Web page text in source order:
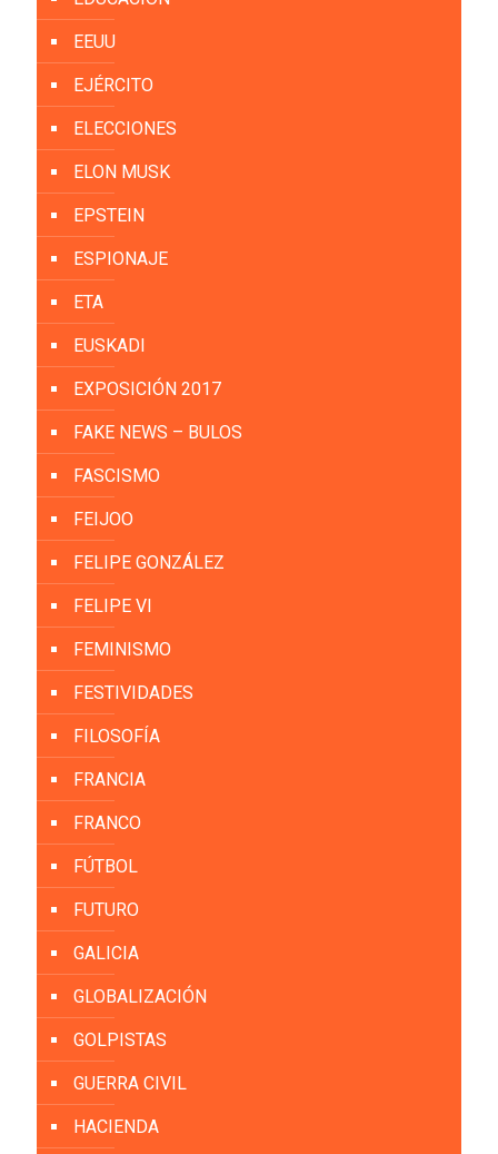
EEUU
EJÉRCITO
ELECCIONES
ELON MUSK
EPSTEIN
ESPIONAJE
ETA
EUSKADI
EXPOSICIÓN 2017
FAKE NEWS – BULOS
FASCISMO
FEIJOO
FELIPE GONZÁLEZ
FELIPE VI
FEMINISMO
FESTIVIDADES
FILOSOFÍA
FRANCIA
FRANCO
FÚTBOL
FUTURO
GALICIA
GLOBALIZACIÓN
GOLPISTAS
GUERRA CIVIL
HACIENDA